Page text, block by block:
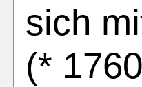
sich
(*